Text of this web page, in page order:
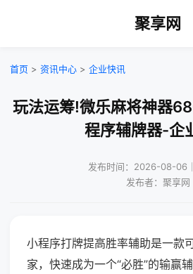
聚享网
首页 > 资讯中心 > 企业快讯
玩法运筹!微乐麻将神器
程序辅牌器-企
发布时间：2026-08-06
发布者：聚享网
小程序打牌提高胜率辅助是一款
家，快速成为一个“必胜”的输赢